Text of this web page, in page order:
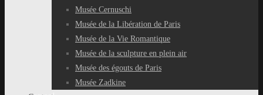
Musée Cernuschi
Musée de la Libération de Paris
Musée de la Vie Romantique
Musée de la sculpture en plein air
Musée des égouts de Paris
Musée Zadkine